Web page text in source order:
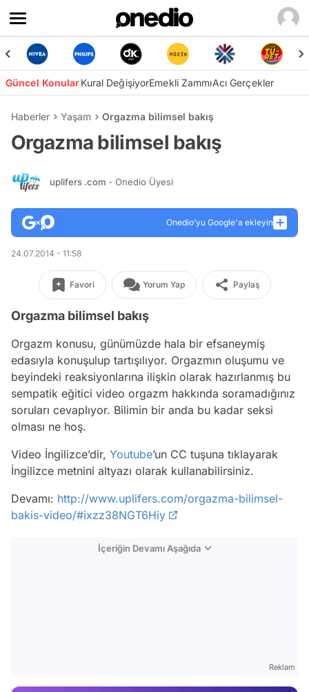
Güncel KonularKural DeğişiyorEmekli ZammıAcı Gerçekler
Haberler Yaşam Orgazma bilimsel bakış
Orgazma bilimsel bakış
uplifers .com - Onedio Üyesi
Onedio’yu Google'a ekleyin
24.07.2014 - 11:58
Favori Yorum Yap Paylaş
Orgazma bilimsel bakış
Orgazm konusu, günümüzde hala bir efsaneymiş
edasıyla konuşulup tartışılıyor. Orgazmın oluşumu ve
beyindeki reaksiyonlarına ilişkin olarak hazırlanmış bu
sempatik eğitici video orgazm hakkında soramadığınız
soruları cevaplıyor. Bilimin bir anda bu kadar seksi
olması ne hoş.
Video İngilizce’dir, Youtube’un CC tuşuna tıklayarak
İngilizce metnini altyazı olarak kullanabilirsiniz.
Devamı: http://www.uplifers.com/orgazma-bilimsel-
bakis-video/#ixzz38NGT6Hiy
İçeriğin Devamı Aşağıda
Reklam